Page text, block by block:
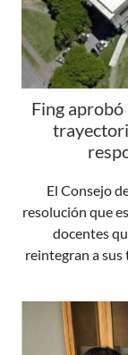
Fing
El Consejo
resolución que
docentes
reintegran a sus